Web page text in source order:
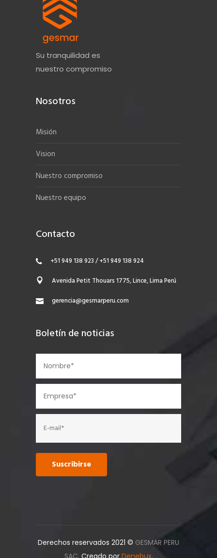
Su tranquilidad es
nuestro compromiso
Nosotros
Misión
Vision
Nuestro compromiso
Nuestro equipo
Contacto
+51 949 138 923 / +51 949 138 924
Avenida Petit Thouars 1775, Lince, Lima Perú
gerencia@gesmarperu.com
Boletín de noticias
Derechos reservados 2021 © GESMAR PERU
SAC. Creado por Denebux.